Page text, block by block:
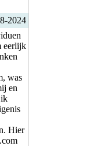
2024
eerlijk
was
en
ik
Hier